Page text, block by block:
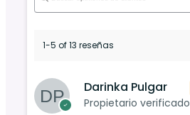
1-5 of 13 reseñas
Darinka Pulgar
Propietario verificado